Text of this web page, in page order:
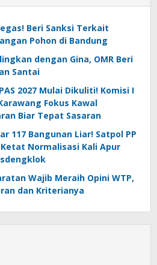
Beri Sanksi Terkait
Pohon di Bandung
dengan Gina, OMR Beri
Santai
2027 Mulai Dikuliti! Komisi I
Fokus Kawal
Biar Tepat Sasaran
117 Bangunan Liar! Satpol PP
Normalisasi Kali Apur
Wajib Meraih Opini WTP,
dan Kriterianya